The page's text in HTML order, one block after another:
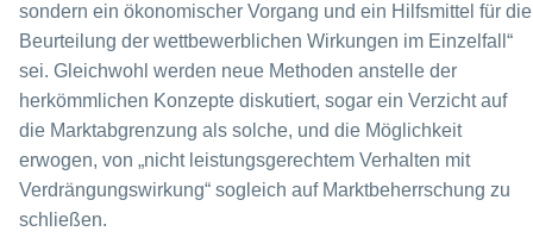
sondern ein ökonomischer Vorgang und ein Hilfsmittel für die
Beurteilung der wettbewerblichen Wirkungen im Einzelfall“
sei. Gleichwohl werden neue Methoden anstelle der
herkömmlichen Konzepte diskutiert, sogar ein Verzicht auf
die Marktabgrenzung als solche, und die Möglichkeit
erwogen, von „nicht leistungsgerechtem Verhalten mit
Verdrängungswirkung“ sogleich auf Marktbeherrschung zu
schließen.